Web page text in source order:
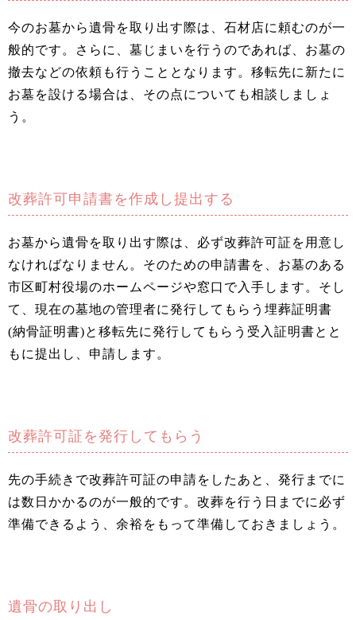
今のお墓から遺骨を取り出す際は、石材店に頼むのが一
般的です。さらに、墓じまいを行うのであれば、お墓の
撤去などの依頼も行うこととなります。移転先に新たに
お墓を設ける場合は、その点についても相談しましょ
う。
改葬許可申請書を作成し提出する
お墓から遺骨を取り出す際は、必ず改葬許可証を用意し
なければなりません。そのための申請書を、お墓のある
市区町村役場のホームページや窓口で入手します。そし
て、現在の墓地の管理者に発行してもらう埋葬証明書
(納骨証明書)と移転先に発行してもらう受入証明書とと
もに提出し、申請します。
改葬許可証を発行してもらう
先の手続きで改葬許可証の申請をしたあと、発行までに
は数日かかるのが一般的です。改葬を行う日までに必ず
準備できるよう、余裕をもって準備しておきましょう。
遺骨の取り出し